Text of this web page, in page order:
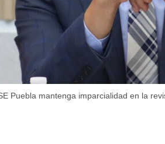
Puebla mantenga imparcialidad en la